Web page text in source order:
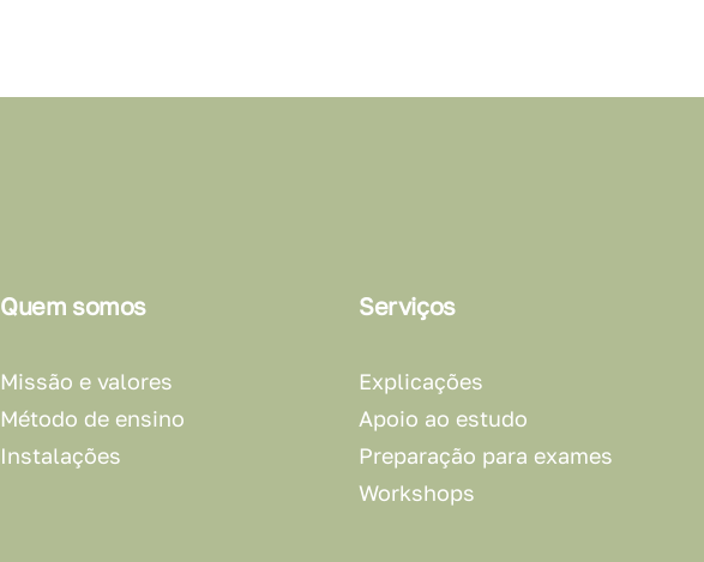
Quem somos
Missão e valores
Método de ensino
Instalações
Serviços
Explicações
Apoio ao estudo
Preparação para exames
Workshops